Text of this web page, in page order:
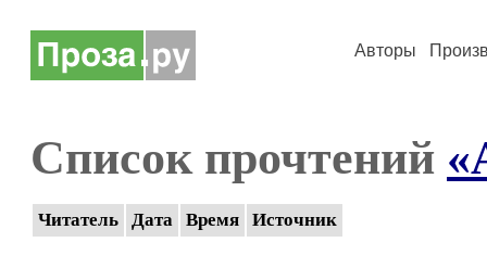
Авторы
Список прочтений
Читатель Дата Время Источник